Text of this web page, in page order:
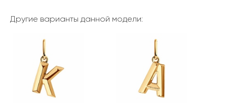
Другие варианты данной модели: